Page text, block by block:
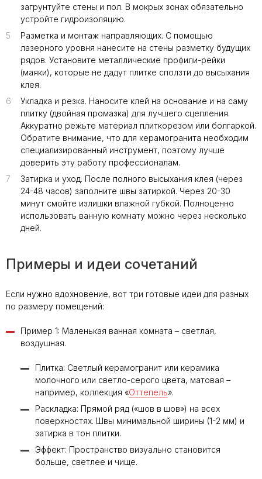
загрунтуйте стены и пол. В мокрых зонах обязательно
устройте гидроизоляцию.
Разметка и монтаж направляющих. С помощью
лазерного уровня нанесите на стены разметку будущих
рядов. Установите металлические профили-рейки
(маяки), которые не дадут плитке сползти до высыхания
клея.
5
Укладка и резка. Наносите клей на основание и на саму
плитку (двойная промазка) для лучшего сцепления.
Аккуратно режьте материал плиткорезом или болгаркой.
Обратите внимание, что для керамогранита необходим
специализированный инструмент, поэтому лучше
доверить эту работу профессионалам.
6
Затирка и уход. После полного высыхания клея (через
24-48 часов) заполните швы затиркой. Через 20-30
минут смойте излишки влажной губкой. Полноценно
использовать ванную комнату можно через несколько
дней.
7
Примеры и идеи сочетаний
Если нужно вдохновение, вот три готовые идеи для разных
по размеру помещений:
Пример 1: Маленькая ванная комната – светлая,
воздушная.
Плитка: Светлый керамогранит или керамика
молочного или светло-серого цвета, матовая –
например, коллекция «Оттепель».
Раскладка: Прямой ряд («шов в шов») на всех
поверхностях. Швы минимальной ширины (1-2 мм) и
затирка в тон плитки.
Эффект: Пространство визуально становится
больше, светлее и чище.